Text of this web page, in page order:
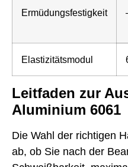
Ermüdungsfestigkeit
Elastizitätsmodul
Leitfaden zur
Aluminium 6061
Die Wahl der richtigen
ab, ob Sie nach der